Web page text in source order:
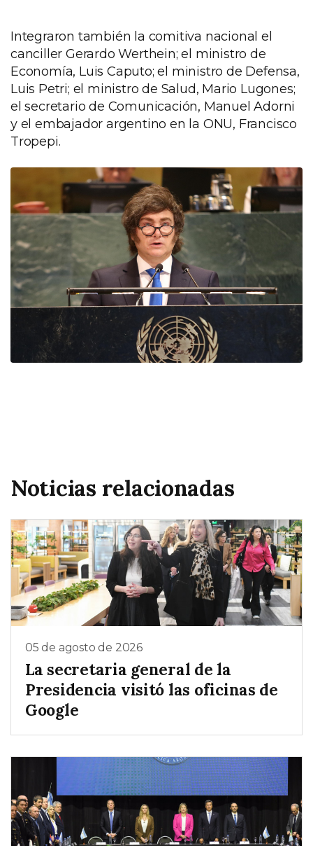
Integraron también la comitiva nacional el
canciller Gerardo Werthein; el ministro de
Economía, Luis Caputo; el ministro de Defensa,
Luis Petri; el ministro de Salud, Mario Lugones;
el secretario de Comunicación, Manuel Adorni
y el embajador argentino en la ONU, Francisco
Tropepi.
Noticias relacionadas
05 de agosto de 2026
La secretaria general de la
Presidencia visitó las oficinas de
Google